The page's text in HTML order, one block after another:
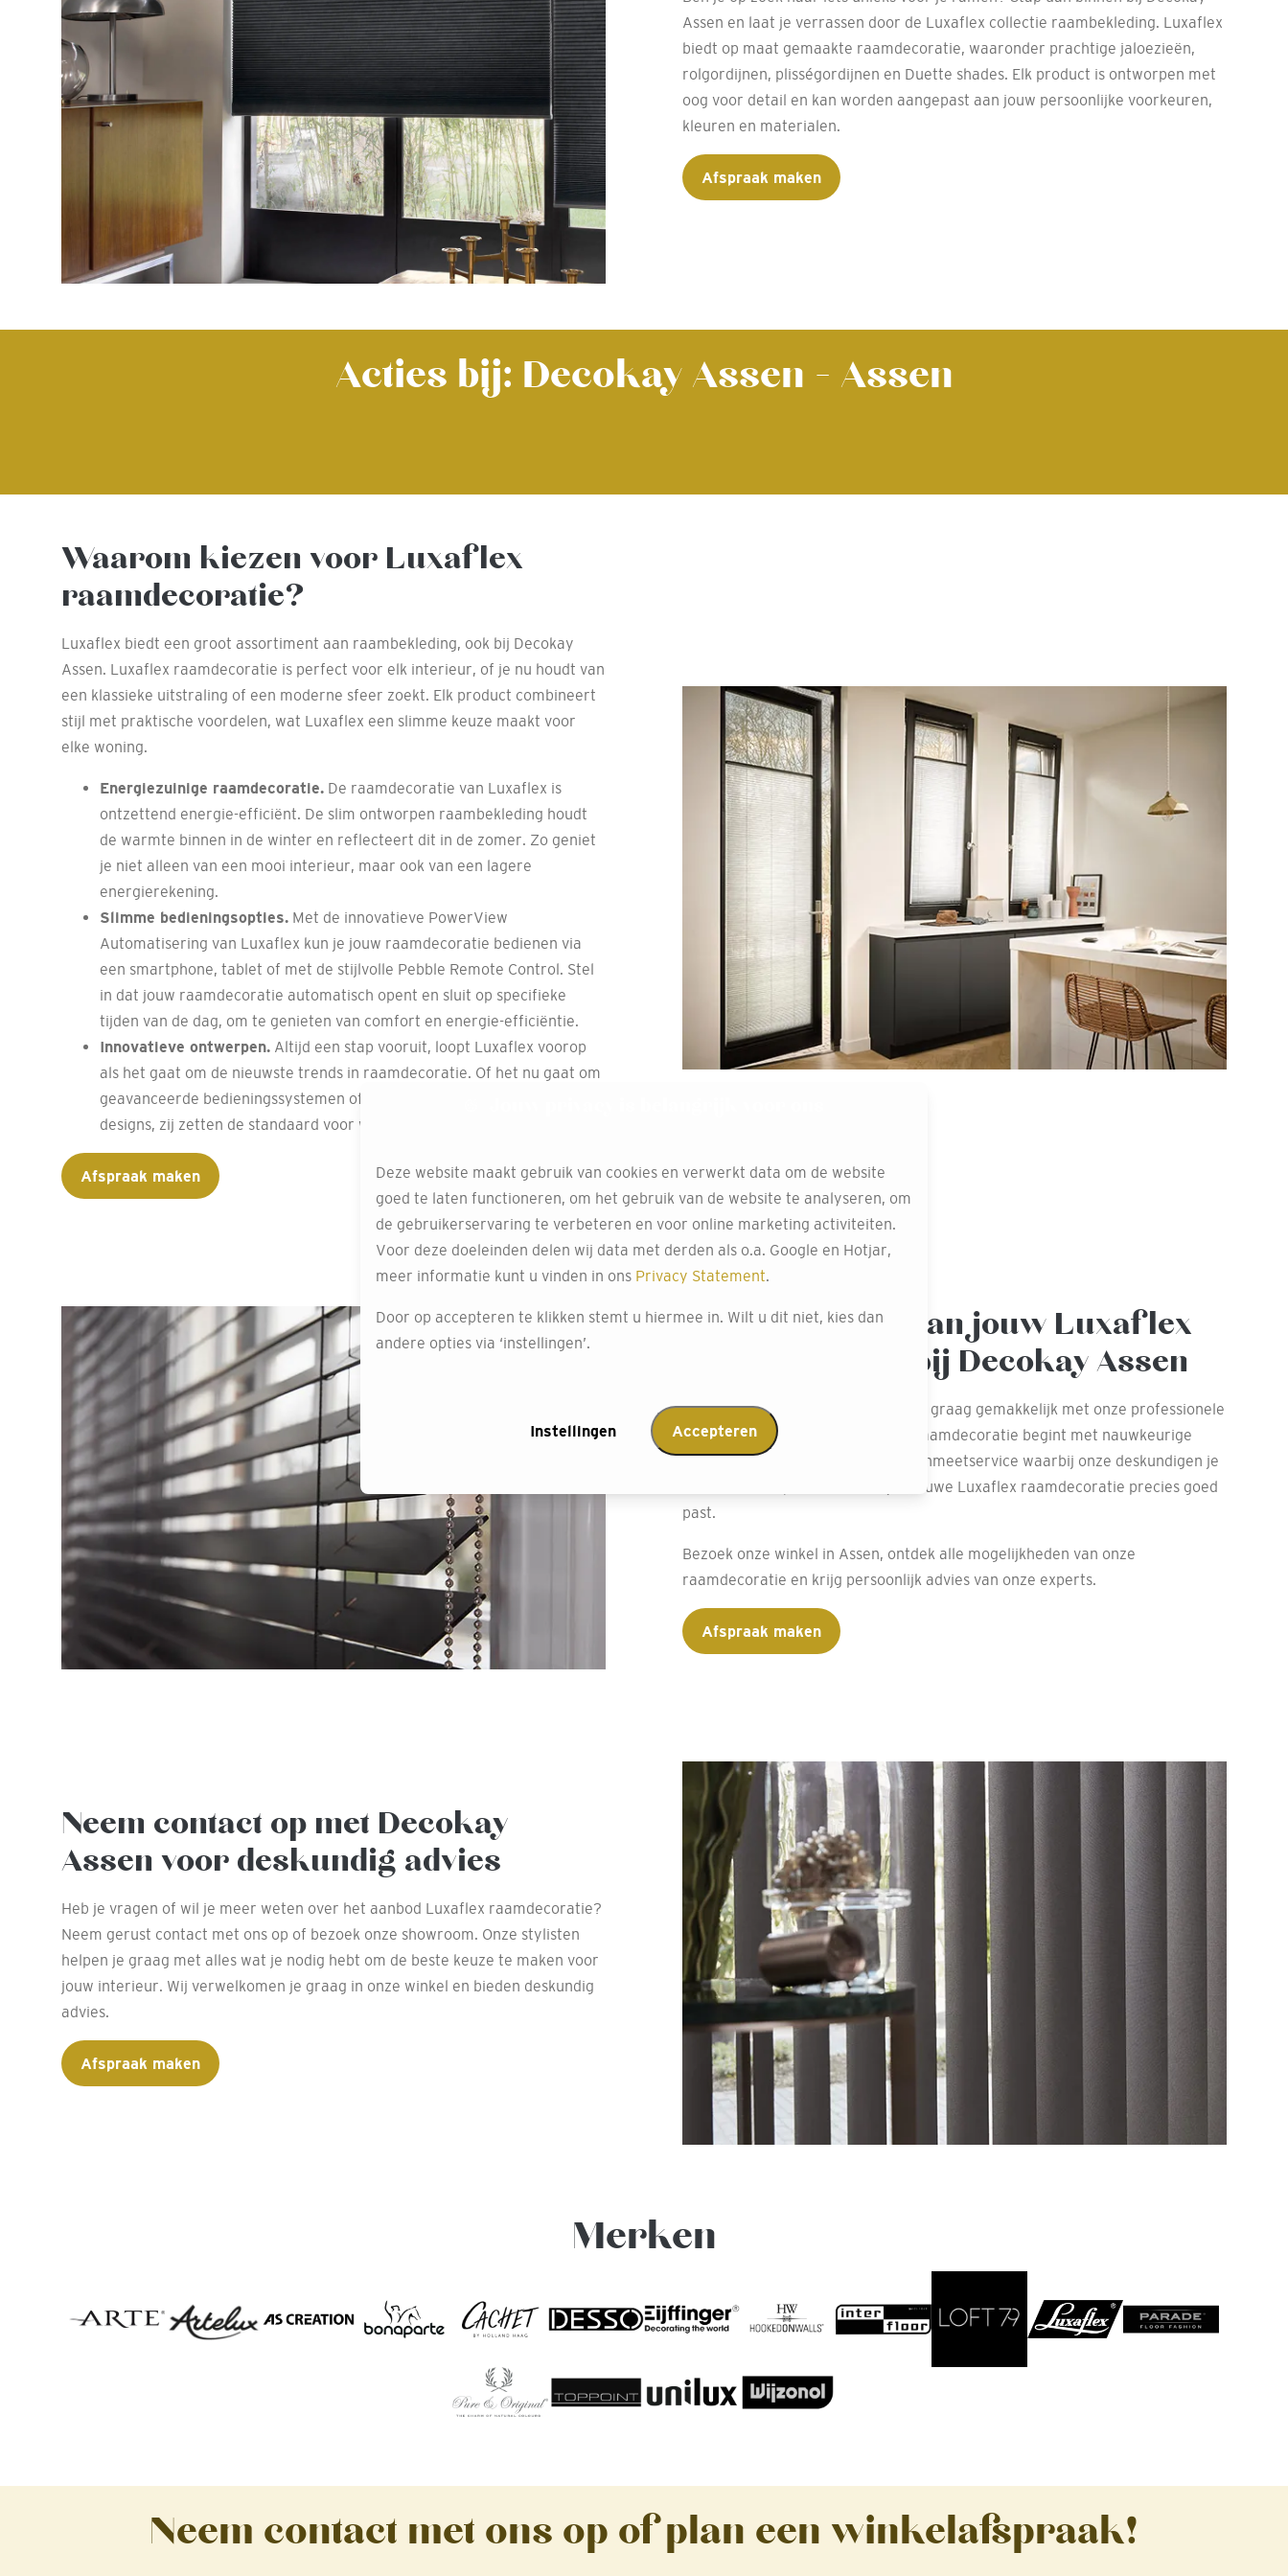
Assen en laat je verrassen door de Luxaflex collectie raambekleding. Luxaflex
biedt op maat gemaakte raamdecoratie, waaronder prachtige jaloezieën,
rolgordijnen, plisségordijnen en Duette shades. Elk product is ontworpen met
oog voor detail en kan worden aangepast aan jouw persoonlijke voorkeuren,
kleuren en materialen.
Afspraak maken
Acties bij: Decokay Assen - Assen
Waarom kiezen voor Luxaflex
raamdecoratie?
Luxaflex biedt een groot assortiment aan raambekleding, ook bij Decokay
Assen. Luxaflex raamdecoratie is perfect voor elk interieur, of je nu houdt van
een klassieke uitstraling of een moderne sfeer zoekt. Elk product combineert
stijl met praktische voordelen, wat Luxaflex een slimme keuze maakt voor
elke woning.
Energiezuinige raamdecoratie. De raamdecoratie van Luxaflex is
ontzettend energie-efficiënt. De slim ontworpen raambekleding houdt
de warmte binnen in de winter en reflecteert dit in de zomer. Zo geniet
je niet alleen van een mooi interieur, maar ook van een lagere
energierekening.
Slimme bedieningsopties. Met de innovatieve PowerView
Automatisering van Luxaflex kun je jouw raamdecoratie bedienen via
een smartphone, tablet of met de stijlvolle Pebble Remote Control. Stel
in dat jouw raamdecoratie automatisch opent en sluit op specifieke
tijden van de dag, om te genieten van comfort en energie-efficiëntie.
Innovatieve ontwerpen. Altijd een stap vooruit, loopt Luxaflex voorop
als het gaat om de nieuwste trends in raamdecoratie. Of het nu gaat om
geavanceerde bedieningssystemen of de nieuwste materialen en
designs, zij zetten de standaard voor wat modern en stijlvol is.
Afspraak maken
Gratis inmeten van jouw Luxaflex
raamdecoratie bij Decokay Assen
Bij Decokay Assen maken we het je graag gemakkelijk met onze professionele
inmeetservice. Perfect passende raamdecoratie begint met nauwkeurige
metingen. Maak gebruik van onze inmeetservice waarbij onze deskundigen je
ramen exact opmeten, zodat je nieuwe Luxaflex raamdecoratie precies goed
past.
Bezoek onze winkel in Assen, ontdek alle mogelijkheden van onze
raamdecoratie en krijg persoonlijk advies van onze experts.
Afspraak maken
Neem contact op met Decokay
Assen voor deskundig advies
Heb je vragen of wil je meer weten over het aanbod Luxaflex raamdecoratie?
Neem gerust contact met ons op of bezoek onze showroom. Onze stylisten
helpen je graag met alles wat je nodig hebt om de beste keuze te maken voor
jouw interieur. Wij verwelkomen je graag in onze winkel en bieden deskundig
advies.
Afspraak maken
Merken
Neem contact met ons op of plan een winkelafspraak!
Deze website maakt gebruik van cookies en verwerkt data om de website
goed te laten functioneren, om het gebruik van de website te analyseren, om
de gebruikerservaring te verbeteren en voor online marketing activiteiten.
Voor deze doeleinden delen wij data met derden als o.a. Google en Hotjar,
meer informatie kunt u vinden in ons Privacy Statement.
Door op accepteren te klikken stemt u hiermee in. Wilt u dit niet, kies dan
andere opties via ‘instellingen’.
Instellingen Accepteren